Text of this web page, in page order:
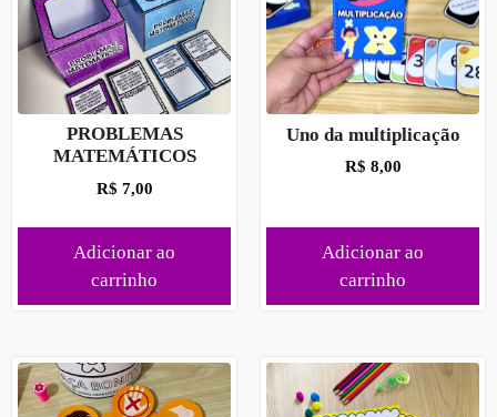
PROBLEMAS
MATEMÁTICOS
R$ 7,00
Adicionar ao
carrinho
Uno da multiplicação
R$ 8,00
Adicionar ao
carrinho